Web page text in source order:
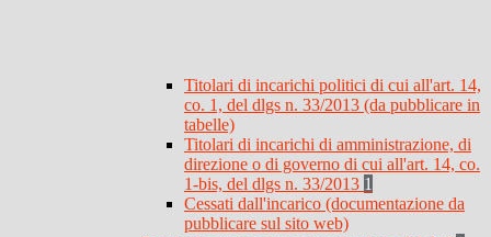
Titolari di incarichi politici di cui all'art. 14,
co. 1, del dlgs n. 33/2013 (da pubblicare in
tabelle)
Titolari di incarichi di amministrazione, di
direzione o di governo di cui all'art. 14, co.
1-bis, del dlgs n. 33/2013 1
Cessati dall'incarico (documentazione da
pubblicare sul sito web)